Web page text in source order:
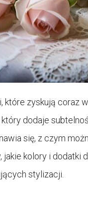
zyskują coraz
dodaje
się, z czym
kolory i dodatki
stylizacji.